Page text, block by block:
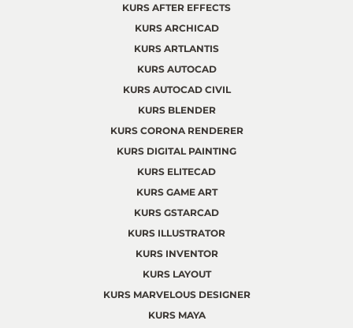
KURS AFTER EFFECTS
KURS ARCHICAD
KURS ARTLANTIS
KURS AUTOCAD
KURS AUTOCAD CIVIL
KURS BLENDER
KURS CORONA RENDERER
KURS DIGITAL PAINTING
KURS ELITECAD
KURS GAME ART
KURS GSTARCAD
KURS ILLUSTRATOR
KURS INVENTOR
KURS LAYOUT
KURS MARVELOUS DESIGNER
KURS MAYA